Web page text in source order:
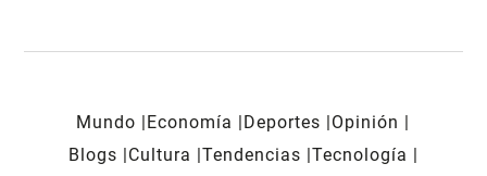
Mundo Economía Deportes
Opinión
Blogs
Cultura Tendencias Tecnología